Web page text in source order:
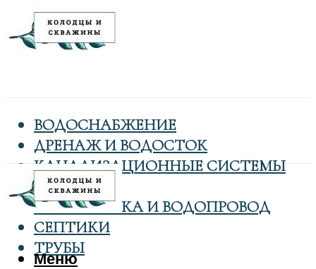
ВОДОСНАБЖЕНИЕ
ДРЕНАЖ И ВОДОСТОК
КАНАЛИЗАЦИОННЫЕ СИСТЕМЫ
КОЛОДЦЫ
САНТЕХНИКА И ВОДОПРОВОД
СЕПТИКИ
ТРУБЫ
Меню